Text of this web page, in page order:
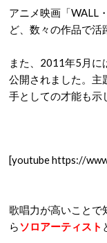
アニメ映画「WALL
ど、数々の作品で活
また、2011年5月に
公開されました。主
手としての才能も示
[youtube https://
歌唱力が高いことで
らソロアーティスト